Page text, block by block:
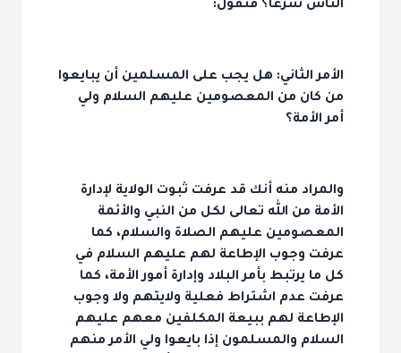
الناس شرعاً؟ فنقول:
الأمر الثاني: هل يجب على المسلمين أن يبايعوا
من كان من المعصومين عليهم السلام ولي
أمر الأمة؟
والمراد منه أنك قد عرفت ثبوت الولاية لإدارة
الأمة من الله تعالى لكل من النبي والأئمة
المعصومين عليهم الصلاة والسلام، كما
عرفت وجوب الإطاعة لهم عليهم السلام في
كل ما يرتبط بأمر البلاد وإدارة أمور الأمة، كما
عرفت عدم اشتراط فعلية ولايتهم ولا وجوب
الإطاعة لهم ببيعة المكلفين معهم عليهم
السلام والمسلمون إذا بايعوا ولي الأمر منهم